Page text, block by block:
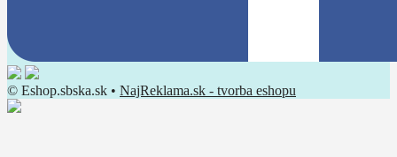
© Eshop.sbska.sk • NajReklama.sk - tvorba eshopu